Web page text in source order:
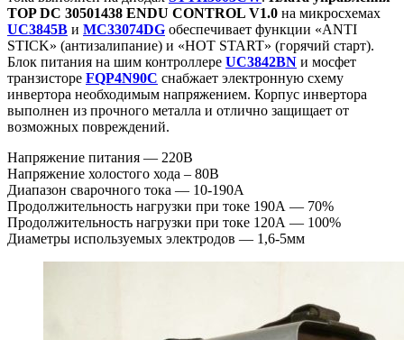
TOP DC 30501438 ENDU CONTROL V1.0 на микросхемах
UC3845B и MC33074DG обеспечивает функции «ANTI
STICK» (антизалипание) и «HOT START» (горячий старт).
Блок питания на шим контроллере UC3842BN и мосфет
транзисторе FQP4N90C снабжает электронную схему
инвертора необходимым напряжением. Корпус инвертора
выполнен из прочного металла и отлично защищает от
возможных повреждений.
Напряжение питания — 220В
Напряжение холостого хода – 80В
Диапазон сварочного тока — 10-190А
Продолжительность нагрузки при токе 190А — 70%
Продолжительность нагрузки при токе 120А — 100%
Диаметры используемых электродов — 1,6-5мм